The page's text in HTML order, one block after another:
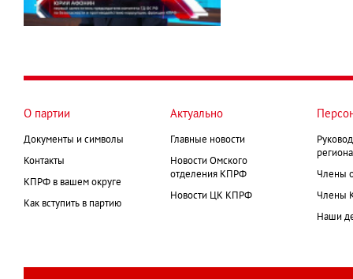
О партии
Документы и символы
Контакты
КПРФ в вашем округе
Как вступить в партию
Актуально
Главные новости
Новости Омского
отделения КПРФ
Новости ЦК КПРФ
Члены
Члены
Наши